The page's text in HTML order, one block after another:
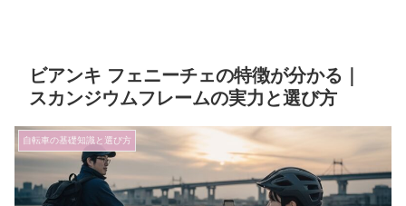
ビアンキ フェニーチェの特徴が分かる｜
スカンジウムフレームの実力と選び方
自転車の基礎知識と選び方